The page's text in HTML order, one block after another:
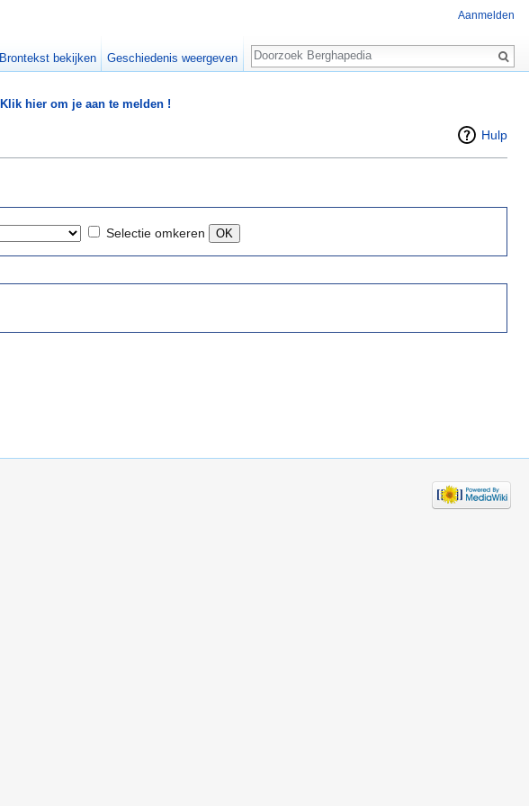
Klik hier om je aan te melden !
Hulp
Selectie omkeren
Aanmelden
Brontekst bekijken Geschiedenis weergeven
Zoeken